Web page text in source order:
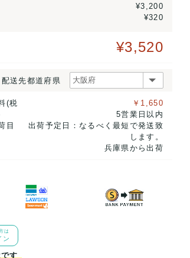
¥3,200
¥320
¥3,520
配送先都道府県
(税
目
￥1,650
5営業日以内
出荷予定日：なるべく最短で発送致
します。
兵庫県から出荷
は
ン
す